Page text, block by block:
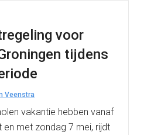
voor
tijdens
Veenstra
vakantie hebben vanaf
met zondag 7 mei, rijdt